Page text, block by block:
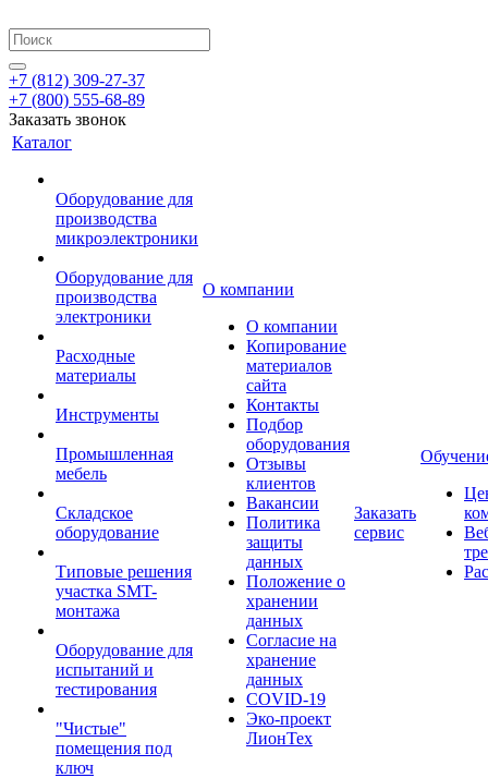
+7 (812) 309-27-37
+7 (800) 555-68-89
Заказать звонок
Каталог
Оборудование для
производства
микроэлектроники
Оборудование для
производства
электроники
Расходные
материалы
Инструменты
Промышленная
мебель
Складское
оборудование
Типовые решения
участка SMT-
монтажа
Оборудование для
испытаний и
тестирования
"Чистые"
помещения под
ключ
О компании
О компании
Копирование
материалов
сайта
Контакты
Подбор
оборудования
Отзывы
клиентов
Вакансии
Политика
защиты
данных
Положение о
хранении
данных
Согласие на
хранение
данных
COVID-19
Эко-проект
ЛионТех
Заказать
сервис